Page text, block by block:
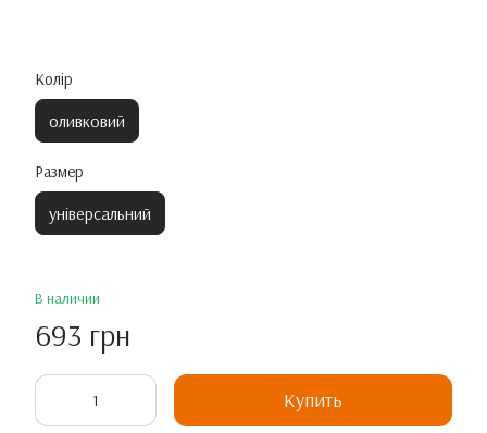
Колір
оливковий
Размер
універсальний
В наличии
693 грн
Купить